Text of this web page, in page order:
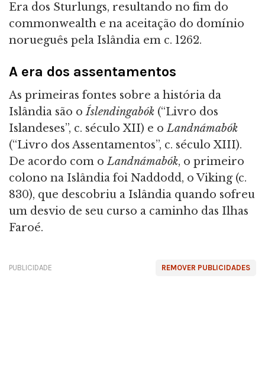
Era dos Sturlungs, resultando no fim do
commonwealth e na aceitação do domínio
norueguês pela Islândia em c. 1262.
A era dos assentamentos
As primeiras fontes sobre a história da
Islândia são oÍslendingabók (“Livro dos
Islandeses”, c. século XII) e oLandnámabók
(“Livro dos Assentamentos”, c. século XIII).
De acordo com oLandnámabók, o primeiro
colono na Islândia foi Naddodd, o Viking (c.
830), que descobriu a Islândia quando sofreu
um desvio de seu curso a caminho das Ilhas
Faroé.
REMOVER PUBLICIDADES
PUBLICIDADE